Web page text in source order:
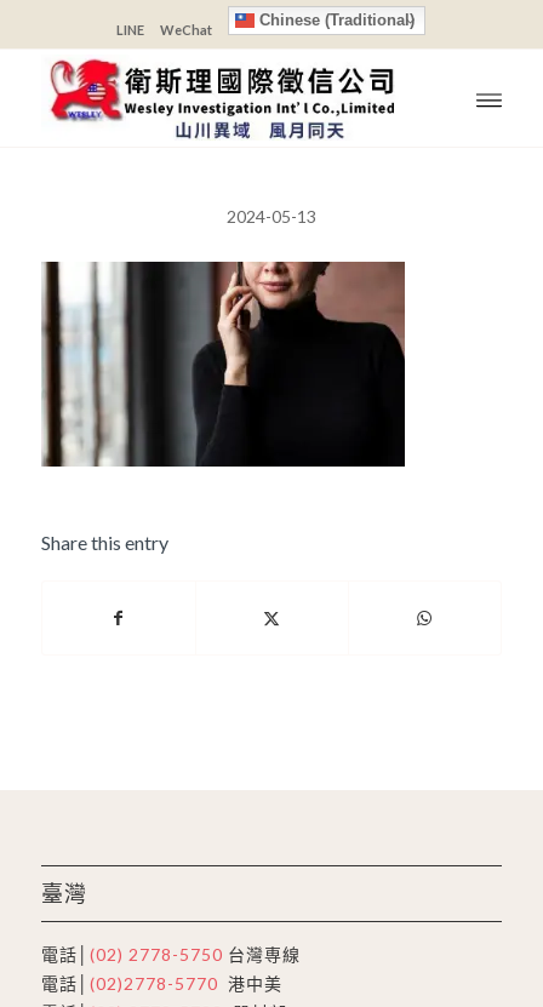
LINE WeChat
Chinese (Traditional)
2024-05-13
Share this entry
臺灣
電話│ (02) 2778-5750 台灣専線
電話│ (02)2778-5770 港中美